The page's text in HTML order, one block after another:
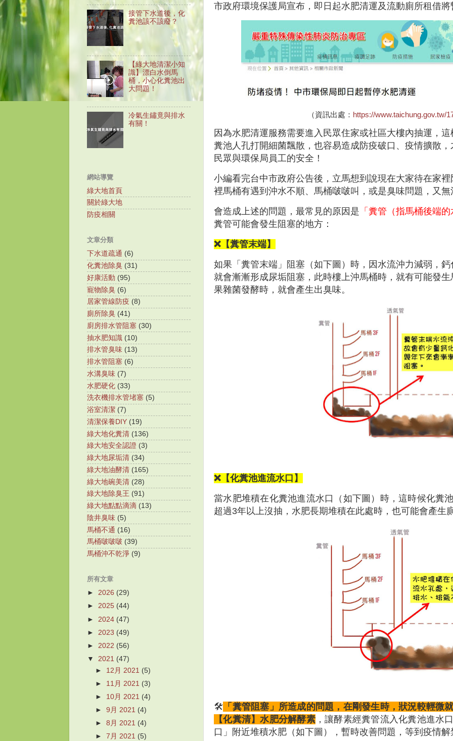
市政府環境保護局宣布，即日起水肥清運及流動廁所租借
（資訊出處： https://www.taichung.gov.tw/
因為水肥清運服務需要進入民眾住家或社區大樓內抽運，
糞池人孔打開細菌飄散，也容易造成防疫破口、疫情擴散
民眾與環保局員工的安全！
小編看完台中市政府公告後，立馬想到說現在大家待在家
裡馬桶有遇到沖水不順、馬桶啵啵叫，或是臭味問題，又
會造成上述的問題，最常見的原因是 「糞管（指馬桶後端
糞管可能會發生阻塞的地方：
❌【糞管末端】
如果「糞管末端」阻塞（如下圖）時，因水流沖力減弱，
就會漸漸形成尿垢阻塞，此時樓上沖馬桶時，就有可能發
果雜菌發酵時，就會產生出臭味。
❌【化糞池進流水口】
當水肥堆積在化糞池進流水口（如下圖）時，這時候化糞
超過3年以上沒抽，水肥長期堆積在此處時，也可能會產生
🛠 「糞管阻塞」所造成的問題，在剛發生時，狀況較輕微
【化糞清】水肥分解酵素，讓酵素經糞管流入化糞池進水
口」附近堆積水肥（如下圖），暫時改善問題，等到疫情
接管下水道後，化
糞池該不該廢？
【綠大地清潔小知
識】漂白水倒馬
桶，小心化糞池出
大問題！
冷氣生鏽竟與排水
有關！
網站導覽
綠大地首頁
關於綠大地
防疫相關
文章分類
下水道疏通 (6)
化糞池除臭 (31)
好康活動 (95)
寵物除臭 (6)
居家管線防疫 (8)
廁所除臭 (41)
廚房排水管阻塞 (30)
抽水肥知識 (10)
排水管臭味 (13)
排水管阻塞 (6)
水溝臭味 (7)
水肥硬化 (33)
洗衣機排水管堵塞 (5)
浴室清潔 (7)
清潔保養DIY (19)
綠大地化糞清 (136)
綠大地安全認證 (3)
綠大地尿垢清 (34)
綠大地油酵清 (165)
綠大地碗美清 (28)
綠大地除臭王 (91)
綠大地點點滴滴 (13)
陰井臭味 (5)
馬桶不通 (16)
馬桶啵啵啵 (39)
馬桶沖不乾淨 (9)
所有文章
► 2026 (29)
► 2025 (44)
► 2024 (47)
► 2023 (49)
► 2022 (56)
▼ 2021 (47)
► 12月 2021 (5)
► 11月 2021 (3)
► 10月 2021 (4)
►9月 2021 (4)
►8月 2021 (4)
►7月 2021 (5)